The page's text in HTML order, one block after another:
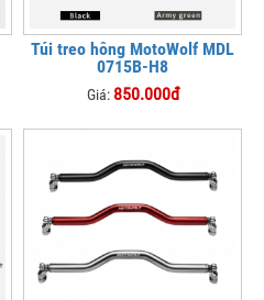
Túi treo hông MotoWolf MDL
0715B-H8
Giá: 850.000đ